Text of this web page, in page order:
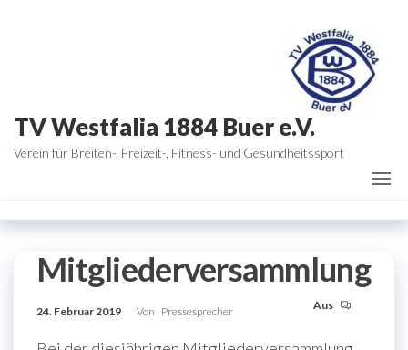
TV Westfalia 1884 Buer e.V.
Verein für Breiten-, Freizeit-, Fitness- und Gesundheitssport
Mitgliederversammlung
24. Februar 2019 Von Pressesprecher Aus